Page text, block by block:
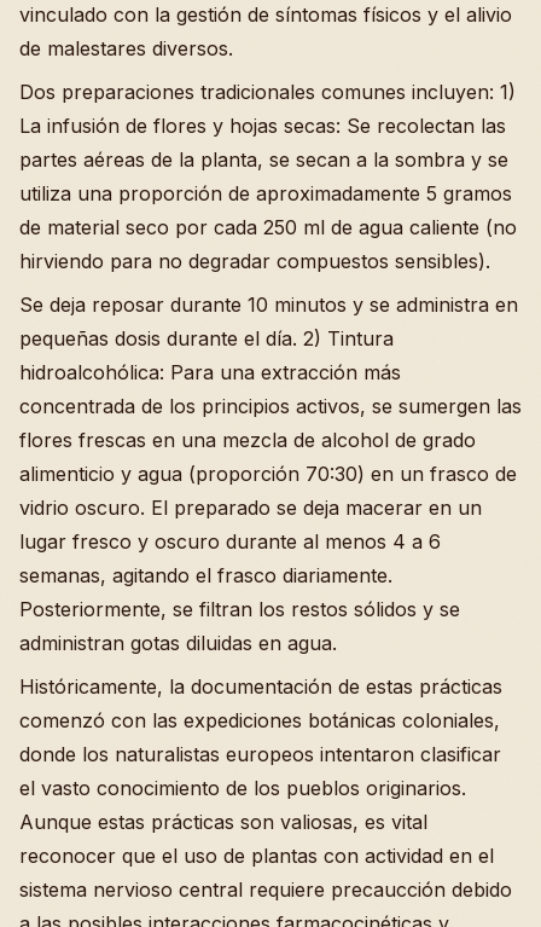
vinculado con la gestión de síntomas físicos y el alivio
de malestares diversos.
Dos preparaciones tradicionales comunes incluyen: 1)
La infusión de flores y hojas secas: Se recolectan las
partes aéreas de la planta, se secan a la sombra y se
utiliza una proporción de aproximadamente 5 gramos
de material seco por cada 250 ml de agua caliente (no
hirviendo para no degradar compuestos sensibles).
Se deja reposar durante 10 minutos y se administra en
pequeñas dosis durante el día. 2) Tintura
hidroalcohólica: Para una extracción más
concentrada de los principios activos, se sumergen las
flores frescas en una mezcla de alcohol de grado
alimenticio y agua (proporción 70:30) en un frasco de
vidrio oscuro. El preparado se deja macerar en un
lugar fresco y oscuro durante al menos 4 a 6
semanas, agitando el frasco diariamente.
Posteriormente, se filtran los restos sólidos y se
administran gotas diluidas en agua.
Históricamente, la documentación de estas prácticas
comenzó con las expediciones botánicas coloniales,
donde los naturalistas europeos intentaron clasificar
el vasto conocimiento de los pueblos originarios.
Aunque estas prácticas son valiosas, es vital
reconocer que el uso de plantas con actividad en el
sistema nervioso central requiere precaucción debido